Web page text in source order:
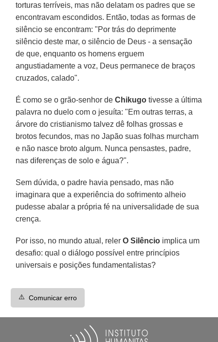
torturas terríveis, mas não delatam os padres que se
encontravam escondidos. Então, todas as formas de
silêncio se encontram: "Por trás do deprimente
silêncio deste mar, o silêncio de Deus - a sensação
de que, enquanto os homens erguem
angustiadamente a voz, Deus permanece de braços
cruzados, calado".
É como se o grão-senhor deChikugotivesse a última
palavra no duelo com o jesuíta: "Em outras terras, a
árvore do cristianismo talvez dê folhas grossas e
brotos fecundos, mas no Japão suas folhas murcham
e não nasce broto algum. Nunca pensastes, padre,
nas diferenças de solo e água?".
Sem dúvida, o padre havia pensado, mas não
imaginara que a experiência do sofrimento alheio
pudesse abalar a própria fé na universalidade de sua
crença.
Por isso, no mundo atual, relerO Silêncio implica um
desafio: qual o diálogo possível entre princípios
universais e posições fundamentalistas?
⚠️ Comunicar erro